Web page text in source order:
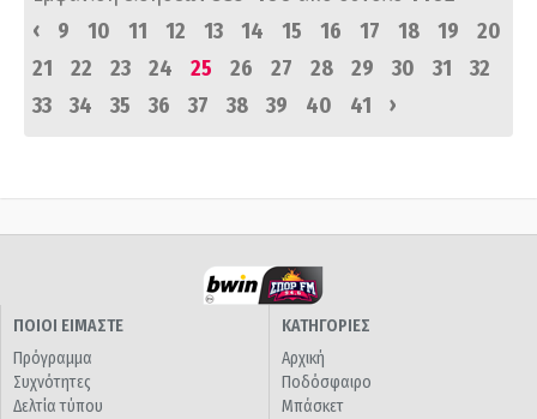
‹
9 10 11 12 13 14 15 16 17 18 19
20
21
22 23 24 25 26 27 28 29 30 31
32
33
34 35 36 37 38 39 40 41 ›
ΠΟΙΟΙ ΕΙΜΑΣΤΕ
Πρόγραμμα
Συχνότητες
Δελτία τύπου
ΚΑΤΗΓΟΡΙΕΣ
Αρχική
Ποδόσφαιρο
Μπάσκετ